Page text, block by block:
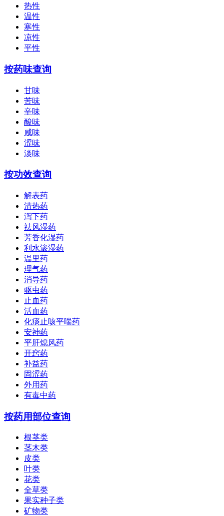
热性
温性
寒性
凉性
平性
按药味查询
甘味
苦味
辛味
酸味
咸味
涩味
淡味
按功效查询
解表药
清热药
泻下药
祛风湿药
芳香化湿药
利水渗湿药
温里药
理气药
消导药
驱虫药
止血药
活血药
化痰止咳平喘药
安神药
平肝熄风药
开窍药
补益药
固涩药
外用药
有毒中药
按药用部位查询
根茎类
茎木类
皮类
叶类
花类
全草类
果实种子类
矿物类